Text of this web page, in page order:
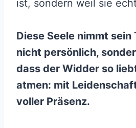
ist, sondern weil sie
Diese Seele nimmt sein
nicht persönlich,
dass der Widder so
atmen: mit
voller Präsenz.